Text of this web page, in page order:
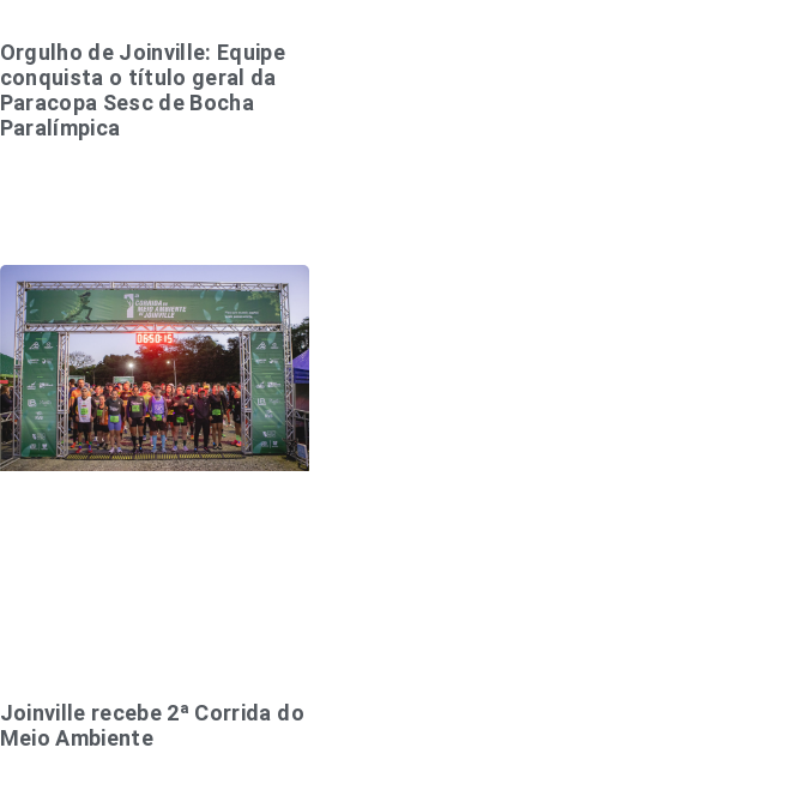
Orgulho de Joinville: Equipe
conquista o título geral da
Paracopa Sesc de Bocha
Paralímpica
Joinville recebe 2ª Corrida do
Meio Ambiente